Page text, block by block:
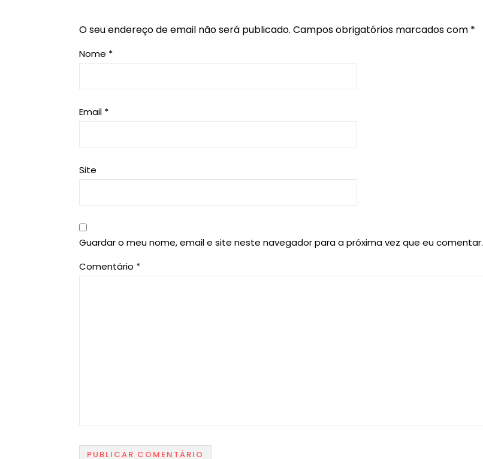
O seu endereço de email não será publicado. Campos obrigatórios marcados com *
Nome *
Email *
Site
Guardar o meu nome, email e site neste navegador para a próxima vez que eu comentar.
Comentário *